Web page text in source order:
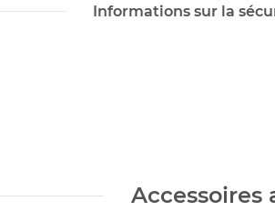
Informations sur la
Accessoires